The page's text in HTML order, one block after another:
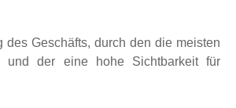
des Geschäfts, durch den die meisten
und der eine hohe Sichtbarkeit für